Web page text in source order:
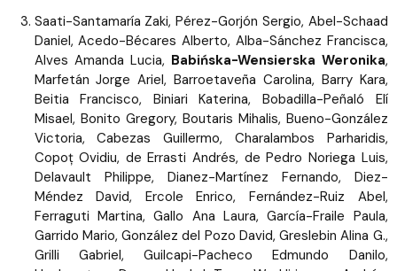
Saati-Santamaría Zaki, Pérez-Gorjón Sergio, Abel-Schaad
Daniel, Acedo-Bécares Alberto, Alba-Sánchez Francisca,
Alves Amanda Lucia, Babińska-Wensierska Weronika,
Marfetán Jorge Ariel, Barroetaveña Carolina, Barry Kara,
Beitia Francisco, Biniari Katerina, Bobadilla-Peñaló Elí
Misael, Bonito Gregory, Boutaris Mihalis, Bueno-González
Victoria, Cabezas Guillermo, Charalambos Parharidis,
Copoț Ovidiu, de Errasti Andrés, de Pedro Noriega Luis,
Delavault Philippe, Dianez-Martínez Fernando, Diez-
Méndez David, Ercole Enrico, Fernández-Ruiz Abel,
Ferraguti Martina, Gallo Ana Laura, García-Fraile Paula,
Garrido Mario, González del Pozo David, Greslebin Alina G.,
Grilli Gabriel, Guilcapi-Pacheco Edmundo Danilo,